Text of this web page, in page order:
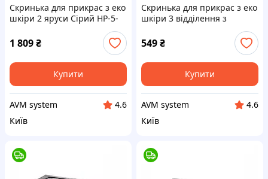
Скринька для прикрас з еко
шкіри 2 яруси Сірий HP-5-
1 809₴
Купити
AVM system
4.6
Київ
Скринька для прикрас з еко
шкіри 3 відділення з
Зелений HP-5-18GR
549₴
Купити
AVM system
4.6
Київ